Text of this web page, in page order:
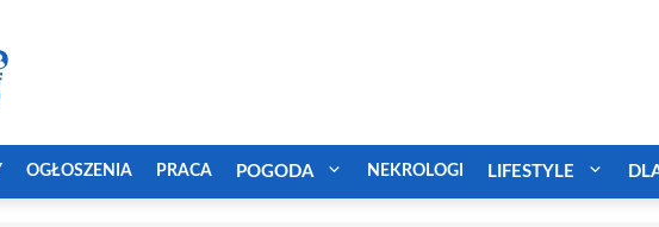
OGŁOSZENIA PRACA POGODA NEKROLOGI LIFESTYLE